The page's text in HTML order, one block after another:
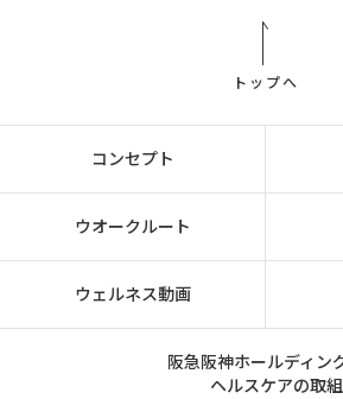
トップへ
コンセプト
ウオークルート
ウェルネス動画
阪急阪神ホールディン
ヘルスケアの取組